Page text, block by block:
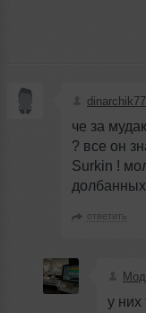
че за
? все он
Surkin !
ответить
у них